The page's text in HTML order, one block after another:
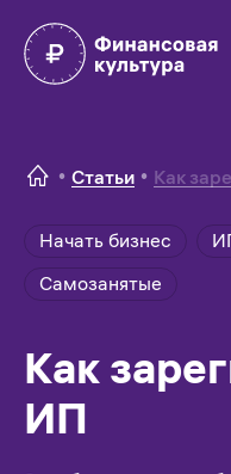
Статьи Как
Начать бизнес
Самозанятые
Как
ИП